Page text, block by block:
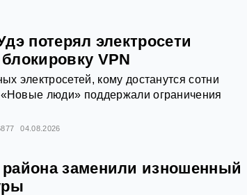
потерял электросети
VPN
электросетей, кому достанутся сотни
люди» поддержали ограничения
04.08.2026
заменили изношенный